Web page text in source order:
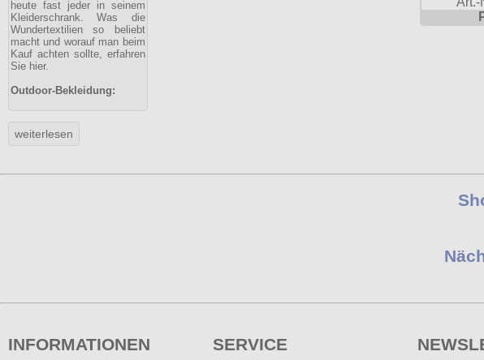
heute fast jeder in seinem
Kleiderschrank. Was die
Wundertextilien so beliebt
macht und worauf man beim
Kauf achten sollte, erfahren
Sie hier.
Outdoor-Bekleidung:
INFORMATIONEN SERVICE